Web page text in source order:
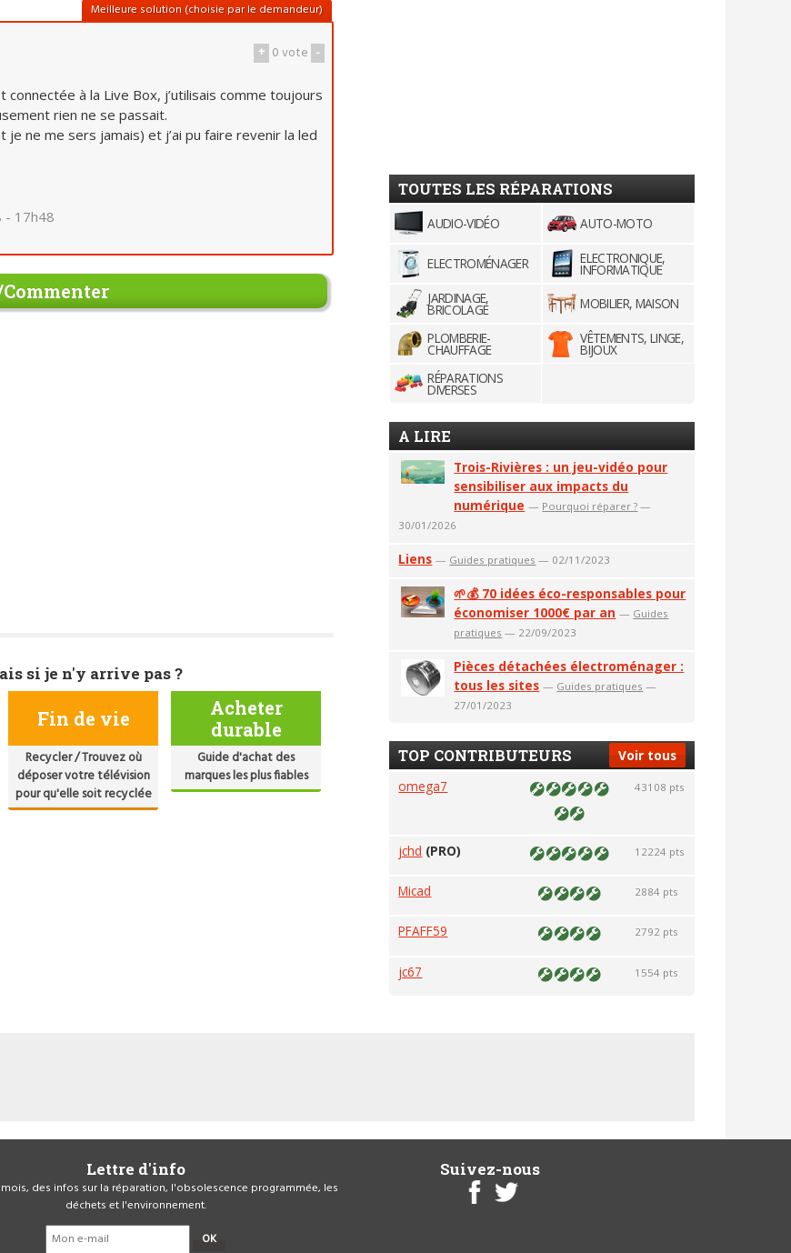
Meilleure solution (choisie par le demandeur)
+ 0vote -
connectée à la Live Box, j’utilisais comme toujours
rien ne se passait.
je ne me sers jamais) et j’ai pu faire revenir la led
- 17h48
si je n'y arrive pas ?
Fin de vie
Recycler / Trouvez où
déposer votre télévision
pour qu'elle soit recyclée
Acheter
durable
Guide d'achat des
marques les plus fiables
TOUTES LES RÉPARATIONS
AUDIO-VIDÉO AUTO-MOTO
ELECTROMÉNAGER ELECTRONIQUE,
INFORMATIQUE
JARDINAGE,
BRICOLAGE
MOBILIER, MAISON
PLOMBERIE-
CHAUFFAGE
VÊTEMENTS, LINGE,
BIJOUX
RÉPARATIONS
DIVERSES
A LIRE
Trois-Rivières : un jeu-vidéo pour
sensibiliser aux impacts du
numérique — Pourquoi réparer ? —
30/01/2026
Liens — Guides pratiques — 02/11/2023
🌱💰 70 idées éco-responsables pour
économiser 1000€ par an — Guides
pratiques — 22/09/2023
Pièces détachées électroménager :
tous les sites — Guides pratiques —
27/01/2023
Voir tous
TOP CONTRIBUTEURS
omega7 43108 pts
jchd (PRO) 12224 pts
Micad 2884 pts
PFAFF59 2792 pts
jc67 1554 pts
Lettre d'info
des infos sur la réparation, l'obsolescence programmée, les
déchets et l'environnement.
OK
Suivez-nous